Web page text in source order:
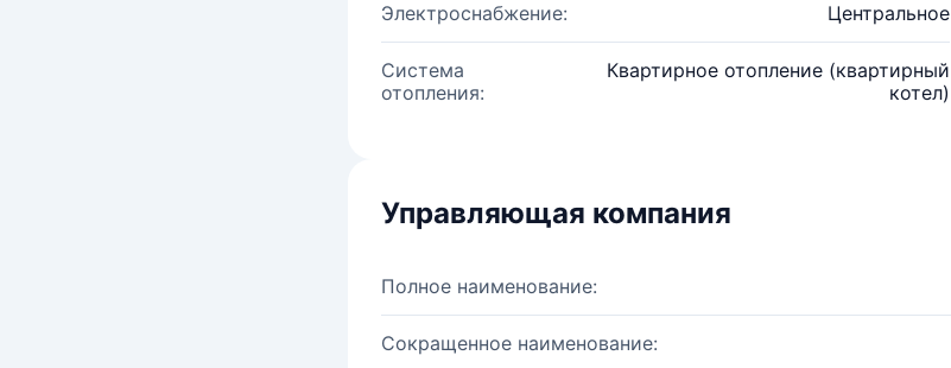
Электроснабжение: Центральное
Система
отопления:
Квартирное отопление (квартирный
котел)
Управляющая компания
Полное наименование:
Сокращенное наименование: